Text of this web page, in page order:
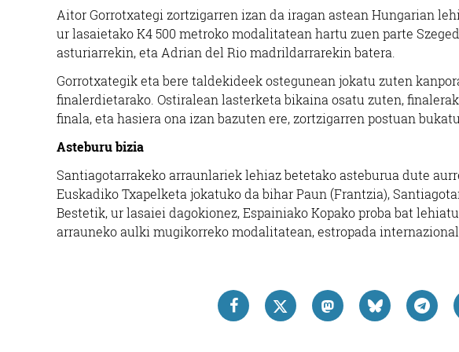
Aitor Gorrotxategi zortzigarren izan da iragan astean Hungarian
ur lasaietako K4 500 metroko modalitatean hartu zuen parte
asturiarrekin, eta Adrian del Rio madrildarrarekin batera.
Gorrotxategik eta bere taldekideek ostegunean jokatu zuten
finalerdietarako. Ostiralean lasterketa bikaina osatu zuten,
finala, eta hasiera ona izan bazuten ere, zortzigarren postuan
Asteburu bizia
Santiagotarrakeko arraunlariek lehiaz betetako asteburua dute
Euskadiko Txapelketa jokatuko da bihar Paun (Frantzia),
Bestetik, ur lasaiei dagokionez, Espainiako Kopako proba bat
arrauneko aulki mugikorreko modalitatean, estropada
AINHOA RIO